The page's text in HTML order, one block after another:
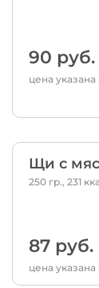
90 руб.
цена указана
Щи с
250 гр., 231
87 руб.
цена указана